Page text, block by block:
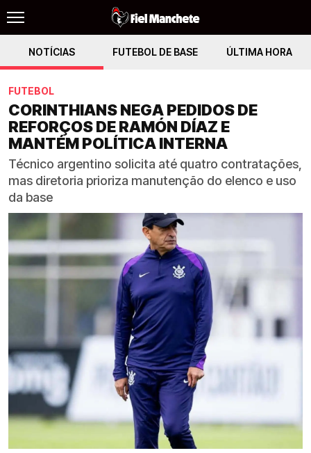
NOTÍCIAS FUTEBOL DE BASE ÚLTIMA HORA
FUTEBOL
CORINTHIANS NEGA PEDIDOS DE
REFORÇOS DE RAMÓN DÍAZ E
MANTÉM POLÍTICA INTERNA
Técnico argentino solicita até quatro contratações,
mas diretoria prioriza manutenção do elenco e uso
da base